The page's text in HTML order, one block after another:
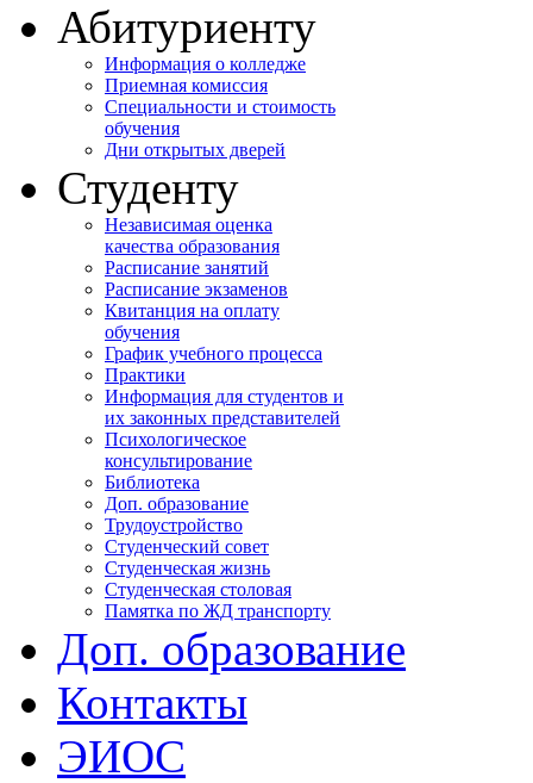
Абитуриенту
Информация о колледже
Приемная комиссия
Специальности и стоимость
обучения
Дни открытых дверей
Студенту
Независимая оценка
качества образования
Расписание занятий
Расписание экзаменов
Квитанция на оплату
обучения
График учебного процесса
Практики
Информация для студентов и
их законных представителей
Психологическое
консультирование
Библиотека
Доп. образование
Трудоустройство
Студенческий совет
Студенческая жизнь
Студенческая столовая
Памятка по ЖД транспорту
Доп. образование
Контакты
ЭИОС